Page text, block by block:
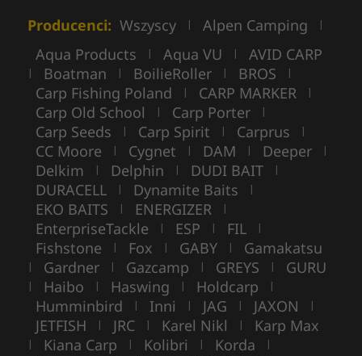
Producenci: Wszyscy | Alpen Camping |
Aqua Products | Aqua VU | AVID CARP
| Boatman | BoilieRoller | BROS |
Carp Fishing Poland | CARP MARKER |
Carp Old School | Carp Porter |
Carp Seeds | Carp Spirit | Carprus |
CC Moore | Cygnet | DAM | Deeper |
Delkim | Delphin | DUDI BAIT |
DURACELL | Dynamite Baits |
EKO BAITS | ENERGIZER |
EnterpriseTackle | ESP | FIL |
Fishstone | Fox | GABY | Gamakatsu
| Gardner | Gazcamp | GREYS | GURU
| Haibo | Haswing | Holdcarp |
Humminbird | Inni | JAG | JAXON |
JETFISH | JRC | Karel Nikl | Karp Max
| Kiana Carp | Kolibri | Korda |